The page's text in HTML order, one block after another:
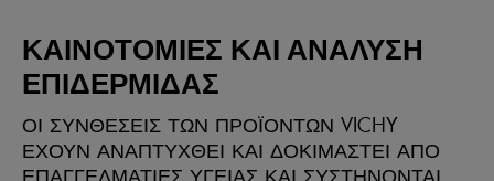
ΚΑΙΝΟΤΟΜΙΕΣ ΚΑΙ ΑΝΑΛΥΣΗ
ΕΠΙΔΕΡΜΙΔΑΣ
ΟΙ ΣΥΝΘΕΣΕΙΣ ΤΩΝ ΠΡΟΪΟΝΤΩΝ VICHY
ΕΧΟΥΝ ΑΝΑΠΤΥΧΘΕΙ ΚΑΙ ΔΟΚΙΜΑΣΤΕΙ ΑΠΟ